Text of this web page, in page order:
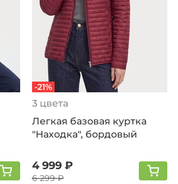
-21%
3 цвета
Легкая базовая куртка
"Находка", бордовый
4 999 ₽
6 299 ₽